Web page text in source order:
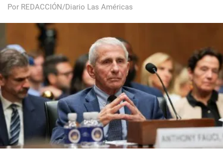
Por REDACCIÓN/Diario Las Américas